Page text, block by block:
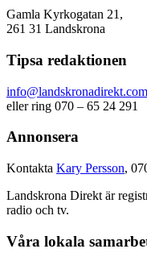
Gamla Kyrkogatan 21,
261 31 Landskrona
Tipsa redaktionen
info@landskronadirekt.com
eller ring 070 – 65 24 291
Annonsera
Kontakta Kary Persson,
Landskrona Direkt är
radio och tv.
Våra lokala